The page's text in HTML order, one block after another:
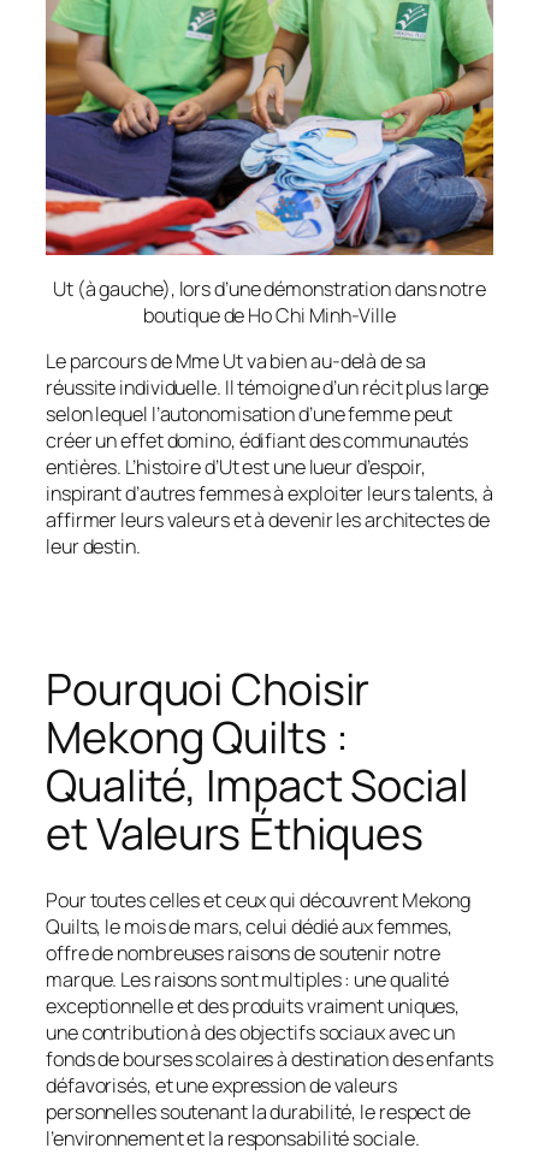
Ut (à gauche), lors d’une démonstration dans notre
boutique de Ho Chi Minh-Ville
Le parcours de Mme Ut va bien au-delà de sa
réussite individuelle. Il témoigne d’un récit plus large
selon lequel l’autonomisation d’une femme peut
créer un effet domino, édifiant des communautés
entières. L’histoire d’Ut est une lueur d’espoir,
inspirant d’autres femmes à exploiter leurs talents, à
affirmer leurs valeurs et à devenir les architectes de
leur destin.
Pourquoi Choisir
Mekong Quilts :
Qualité, Impact Social
et Valeurs Éthiques
Pour toutes celles et ceux qui découvrent Mekong
Quilts, le mois de mars, celui dédié aux femmes,
offre de nombreuses raisons de soutenir notre
marque. Les raisons sont multiples : une qualité
exceptionnelle et des produits vraiment uniques,
une contribution à des objectifs sociaux avec un
fonds de bourses scolaires à destination des enfants
défavorisés, et une expression de valeurs
personnelles soutenant la durabilité, le respect de
l’environnement et la responsabilité sociale.